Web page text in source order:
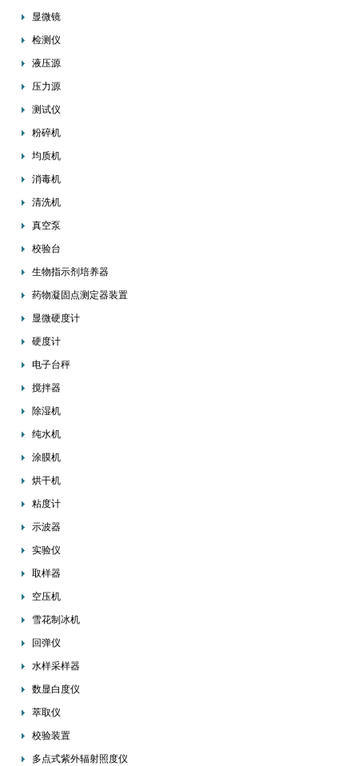
显微镜
检测仪
液压源
压力源
测试仪
粉碎机
均质机
消毒机
清洗机
真空泵
校验台
生物指示剂培养器
药物凝固点测定器装置
显微硬度计
硬度计
电子台秤
搅拌器
除湿机
纯水机
涂膜机
烘干机
粘度计
示波器
实验仪
取样器
空压机
雪花制冰机
回弹仪
水样采样器
数显白度仪
萃取仪
校验装置
多点式紫外辐射照度仪